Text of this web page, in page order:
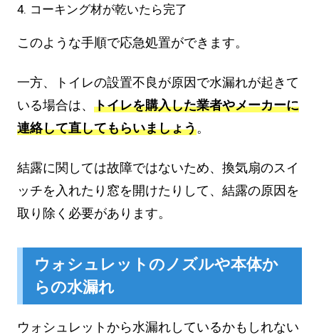
コーキング材が乾いたら完了
このような手順で応急処置ができます。
一方、トイレの設置不良が原因で水漏れが起きて
いる場合は、 トイレを購入した業者やメーカーに
連絡して直してもらいましょう。
結露に関しては故障ではないため、換気扇のスイ
ッチを入れたり窓を開けたりして、結露の原因を
取り除く必要があります。
ウォシュレットのノズルや本体か
らの水漏れ
ウォシュレットから水漏れしているかもしれない